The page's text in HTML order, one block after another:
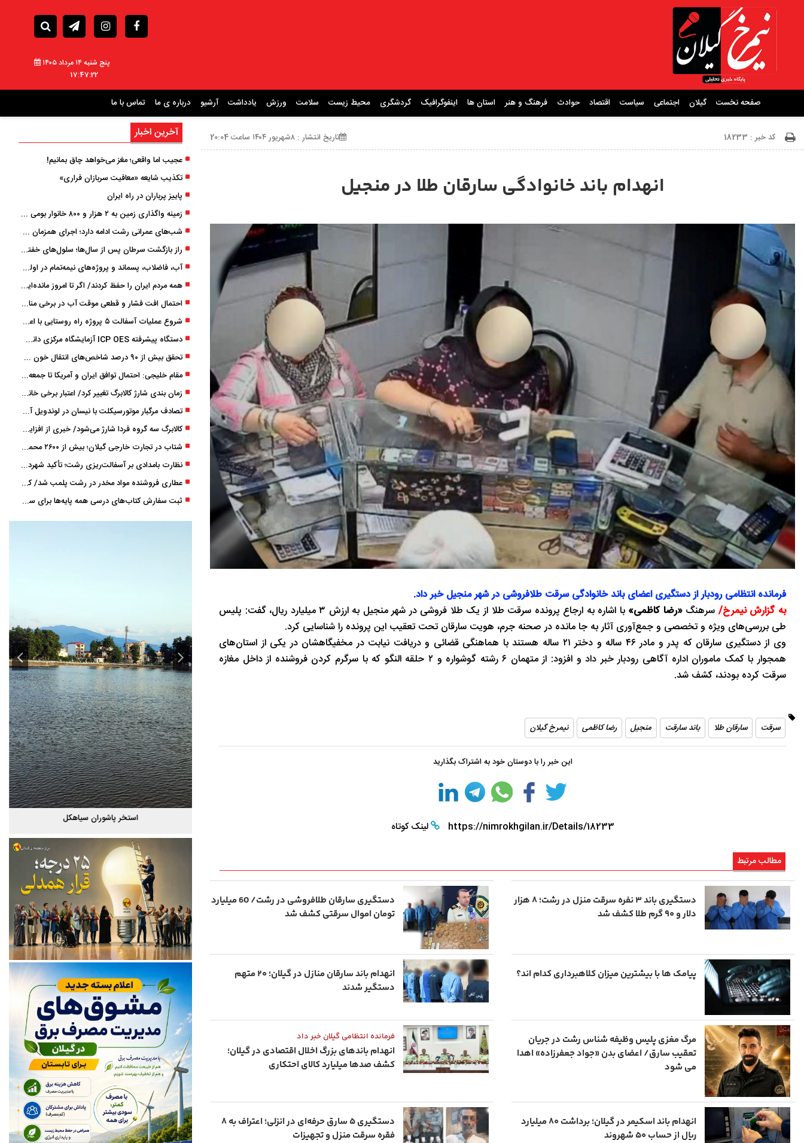
پنج شنبه ۱۴ مرداد ۱۴۰۵
17:47:23
صفحه نخست گیلان اجتماعی سیاست اقتصاد حوادث فرهنگ و هنر استان ها اینفوگرافیک گردشگری محیط زیست سلامت ورزش یادداشت آرشیو درباره ی ما تماس با ما
کد خبر : 18233 تاریخ انتشار : ۸شهریور ۱۴۰۴ ساعت 20:04
انهدام باند خانوادگی سارقان طلا در منجیل
فرمانده انتظامی رودبار از دستگیری اعضای باند خانوادگی سرقت طلافروشی در شهر منجیل خبر داد.
به گزارش نیمرخ/ سرهنگ«رضا کاظمی»
با اشاره به ارجاع پرونده سرقت طلا از یک طلا فروشی در شهر منجیل به ارزش ۳ میلیارد ریال، گفت: پلیس
طی بررسی‌های ویژه و تخصصی و جمع‌آوری آثار به جا مانده در صحنه جرم، هویت سارقان تحت تعقیب این پرونده را شناسایی کرد.
وی از دستگیری سارقان که پدر و مادر ۴۶ ساله و دختر ۲۱ ساله هستند با هماهنگی قضائی و دریافت نیابت در مخفیگاهشان در یکی از استان‌های
همجوار با کمک ماموران اداره آگاهی رودبار خبر داد و افزود: از متهمان ۶ رشته گوشواره و ۲ حلقه النگو که با سرگرم کردن فروشنده از داخل مغازه
سرقت کرده بودند، کشف شد.
سرقت سارقان طلا باند سارقت منجیل رضا کاظمی نیمرخ گیلان
این خبر را با دوستان خود به اشتراک بگذارید
https://nimrokhgilan.ir/Details/18233 لینک کوتاه
مطالب مرتبط
دستگیری باند ۳ نفره سرقت منزل در رشت؛ ۸ هزار
دلار و ۹۰ گرم طلا کشف شد
دستگیری سارقان طلافروشی در رشت/ 60 میلیارد
تومان اموال سرقتی کشف شد
پیامک ها با بیشترین میزان کلاهبرداری کدام اند؟
انهدام باند سارقان منازل در گیلان؛ ۲۰ متهم
دستگیر شدند
مرگ مغزی پلیس وظیفه شناس رشت در جریان
تعقیب سارق/ اعضای بدن «جواد جعفرزاده» اهدا
می شود
فرمانده انتظامی گیلان خبر داد
انهدام باندهای بزرگ اخلال اقتصادی در گیلان؛
کشف صدها میلیارد کالای احتکاری
انهدام باند اسکیمر در گیلان؛ برداشت ۸۰ میلیارد
ریال از حساب ۵۰ شهروند
دستگیری ۵ سارق حرفه‌ای در انزلی؛ اعتراف به ۸
فقره سرقت منزل و تجهیزات
آخرین اخبار
عجیب اما واقعی؛ مغز می‌خواهد چاق بمانیم!
تکذیب شایعه «معافیت سربازان فراری»
پاییز پرباران در راه ایران
زمینه واگذاری زمین به ۲ هزار و ۸۰۰ خانوار بومی گیلان فراهم شد
شب‌های عمرانی رشت ادامه دارد؛ اجرای همزمان آسفالت‌ریزی در پنج منطقه شهری
راز بازگشت سرطان پس از سال‌ها؛ سلول‌های خفته چگونه دوباره بیدار می‌شوند؟
آب، فاضلاب، پسماند و پروژه‌های نیمه‌تمام در اولویت مصوبات سفر دولت
همه مردم ایران را حفظ کردند/ اگر تا امروز مانده‌ایم، به ‌خاطر مردم نجیب ایران بوده است
احتمال افت فشار و قطعی موقت آب در برخی مناطق گیلان
شروع عملیات آسفالت ۵ پروژه راه ‌روستایی با اعتبار ۳۷۰ میلیاردی در گیلان
دستگاه پیشرفته ICP OES آزمایشگاه مرکزی دانشگاه گیلان دوباره راه‌اندازی شد
تحقق بیش از ۹۰ درصد شاخص‌های انتقال خون گیلان/ نیاز فوری به نوسازی تجهیزات آزمایشگاهی
مقام خلیجی: احتمال توافق ایران و آمریکا تا جمعه 50 درصد است
زمان ‌بندی شارژ کالابرگ تغییر کرد/ اعتبار برخی خانوارها ماه بعد واریز می‌شود
تصادف مرگبار موتورسیکلت با نیسان در لوندویل آستارا/ انتقال مصدوم با اورژانس هوایی به رشت
کالابرگ سه گروه فردا شارژ می‌شود/ خبری از افزایش اعتبار نیست
شتاب در تجارت خارجی گیلان؛ بیش از ۲۶۰۰ محموله زیر ذره‌بین استاندارد
نظارت بامدادی بر آسفالت‌ریزی رشت؛ تأکید شهردار و بازرس کل بر کیفیت اجرای پروژه‌ها
عطاری فروشنده مواد مخدر در رشت پلمب شد/ کشف 8 هزار قرص و 50 لیتر شربت توهم ‌زا
ثبت سفارش کتاب‌های درسی همه پایه‌ها برای سال تحصیلی ۱۴۰۶ ۱۴۰۵ فعال شد
استخر پاشوران سیاهکل شب های همیشه روشن رشت